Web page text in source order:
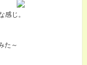
感じ。
た～